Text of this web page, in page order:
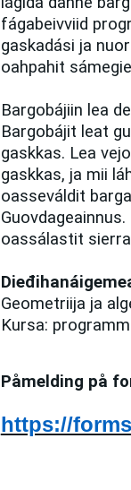
fágabeivviid
gaskadási ja
oahpahit
Bargobájiin lea
Bargobájit leat
gaskkas. Lea
gaskkas, ja mii
oasseváldit
oassálastit
Geometriija ja
Kursa:
Påmelding på
https://